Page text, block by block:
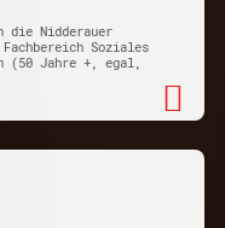
die Nidderauer
Fachbereich Soziales
(50 Jahre +, egal,